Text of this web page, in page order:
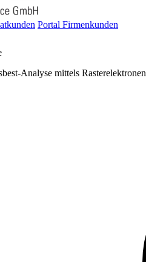
Portal Firmenkunden
Analyse mittels